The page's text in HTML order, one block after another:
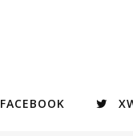
FACEBOOK